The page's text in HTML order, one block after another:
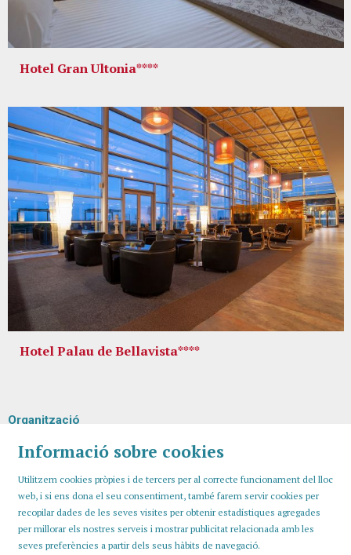
Hotel Gran Ultonia****
Hotel Palau de Bellavista****
Organització
Informació sobre cookies
Utilitzem cookies pròpies i de tercers per al correcte funcionament del lloc
web, i si ens dona el seu consentiment, també farem servir cookies per
recopilar dades de les seves visites per obtenir estadístiques agregades
per millorar els nostres serveis i mostrar publicitat relacionada amb les
seves preferències a partir dels seus hàbits de navegació.